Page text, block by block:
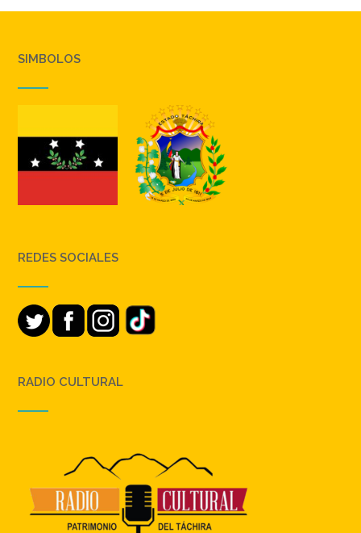
SIMBOLOS
REDES SOCIALES
RADIO CULTURAL